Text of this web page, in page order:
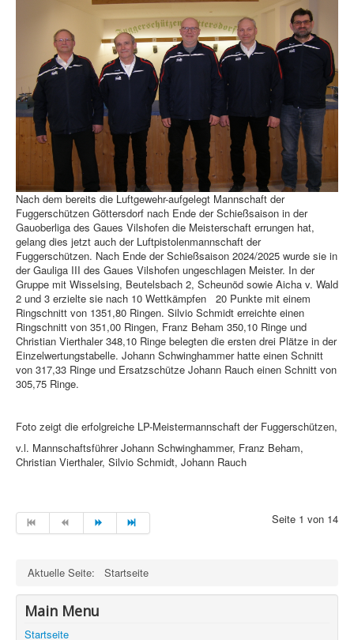
Nach dem bereits die Luftgewehr-aufgelegt Mannschaft der
Fuggerschützen Göttersdorf nach Ende der Schießsaison in der
Gauoberliga des Gaues Vilshofen die Meisterschaft errungen hat,
gelang dies jetzt auch der Luftpistolenmannschaft der
Fuggerschützen. Nach Ende der Schießsaison 2024/2025 wurde sie in
der Gauliga III des Gaues Vilshofen ungeschlagen Meister. In der
Gruppe mit Wisselsing, Beutelsbach 2, Scheunöd sowie Aicha v. Wald
2 und 3 erzielte sie nach 10 Wettkämpfen
20 Punkte mit einem
Ringschnitt von 1351,80 Ringen. Silvio Schmidt erreichte einen
Ringschnitt von 351,00 Ringen, Franz Beham 350,10 Ringe und
Christian Vierthaler 348,10 Ringe belegten die ersten drei Plätze in der
Einzelwertungstabelle. Johann Schwinghammer hatte einen Schnitt
von 317,33 Ringe und Ersatzschütze Johann Rauch einen Schnitt von
305,75 Ringe.
Foto zeigt die erfolgreiche LP-Meistermannschaft der Fuggerschützen,
v.l. Mannschaftsführer Johann Schwinghammer, Franz Beham,
Christian Vierthaler, Silvio Schmidt, Johann Rauch
Seite 1 von 14
Aktuelle Seite: Startseite
Main Menu
Startseite